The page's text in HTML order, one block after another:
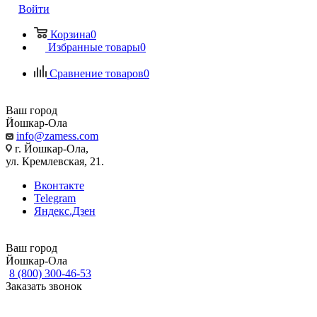
Войти
Корзина0
Избранные товары0
Сравнение товаров0
Ваш город
Йошкар-Ола
info@zamess.com
г. Йошкар-Ола,
ул. Кремлевская, 21.
Вконтакте
Telegram
Яндекс.Дзен
Ваш город
Йошкар-Ола
8 (800) 300-46-53
Заказать звонок